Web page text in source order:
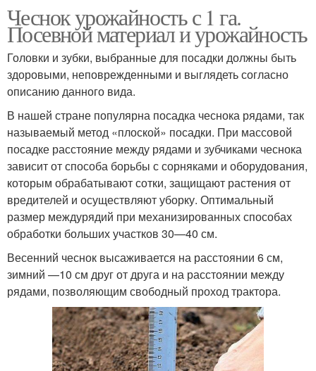
Чеснок урожайность с 1 га.
Посевной материал и урожайность
Головки и зубки, выбранные для посадки должны быть
здоровыми, неповрежденными и выглядеть согласно
описанию данного вида.
В нашей стране популярна посадка чеснока рядами, так
называемый метод «плоской» посадки. При массовой
посадке расстояние между рядами и зубчиками чеснока
зависит от способа борьбы с сорняками и оборудования,
которым обрабатывают сотки, защищают растения от
вредителей и осуществляют уборку. Оптимальный
размер междурядий при механизированных способах
обработки больших участков 30—40 см.
Весенний чеснок высаживается на расстоянии 6 см,
зимний —10 см друг от друга и на расстоянии между
рядами, позволяющим свободный проход трактора.